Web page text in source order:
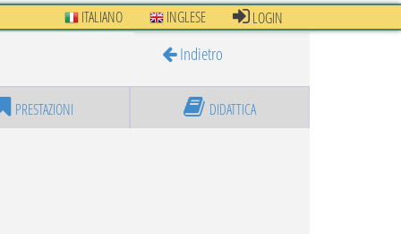
ITALIANO INGLESE
LOGIN
Indietro
PRESTAZIONI DIDATTICA